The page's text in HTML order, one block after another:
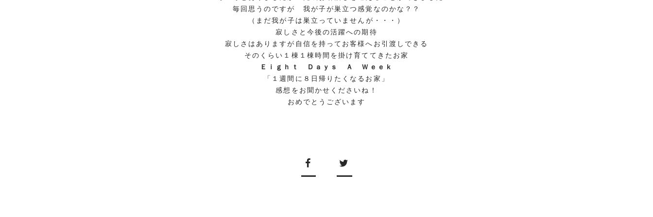
毎回思うのですが 我が子が巣立つ感覚なのかな？？
（まだ我が子は巣立っていませんが・・・）
寂しさと今後の活躍への期待
寂しさはありますが自信を持ってお客様へお引渡しできる
そのくらい１棟１棟時間を掛け育ててきたお家
Ｅｉｇｈｔ Ｄａｙｓ Ａ Ｗｅｅｋ
「１週間に８日帰りたくなるお家」
感想をお聞かせくださいね！
おめでとうございます